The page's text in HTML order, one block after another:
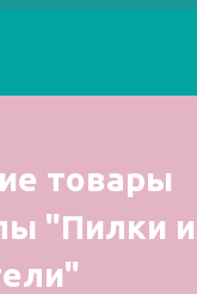
товары
"Пилки и